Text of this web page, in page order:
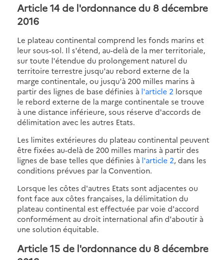
Article 14 de l'ordonnance du 8 décembre
2016
Le plateau continental comprend les fonds marins et
leur sous-sol. Il s'étend, au-delà de la mer territoriale,
sur toute l'étendue du prolongement naturel du
territoire terrestre jusqu'au rebord externe de la
marge continentale, ou jusqu'à 200 milles marins à
partir des lignes de base définies à l'article 2 lorsque
le rebord externe de la marge continentale se trouve
à une distance inférieure, sous réserve d'accords de
délimitation avec les autres Etats.
Les limites extérieures du plateau continental peuvent
être fixées au-delà de 200 milles marins à partir des
lignes de base telles que définies à l'article 2, dans les
conditions prévues par la Convention.
Lorsque les côtes d'autres Etats sont adjacentes ou
font face aux côtes françaises, la délimitation du
plateau continental est effectuée par voie d'accord
conformément au droit international afin d'aboutir à
une solution équitable.
Article 15 de l'ordonnance du 8 décembre